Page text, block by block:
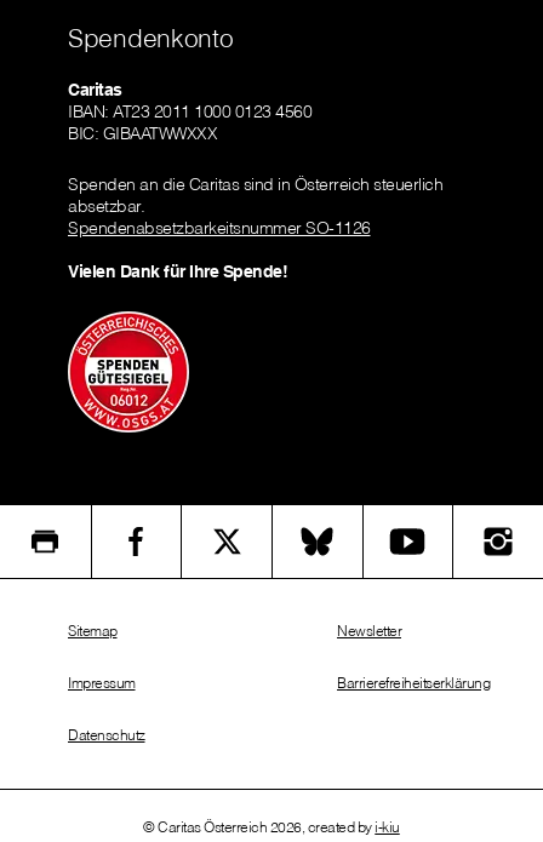
Spendenkonto
Caritas
IBAN: AT23 2011 1000 0123 4560
BIC: GIBAATWWXXX
Spenden an die Caritas sind in Österreich steuerlich
absetzbar.
Spendenabsetzbarkeitsnummer SO-1126
Vielen Dank für Ihre Spende!
© Caritas Österreich 2026, created by i-kiu
Sitemap
Impressum
Datenschutz
Newsletter
Barrierefreiheitserklärung